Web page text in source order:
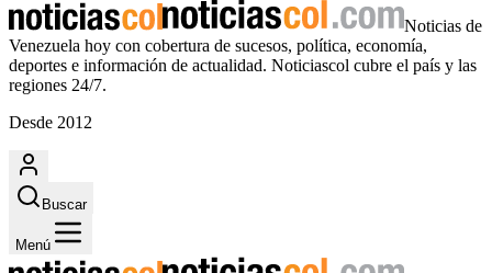
Noticias de
Venezuela hoy con cobertura de sucesos, política, economía,
deportes e información de actualidad. Noticiascol cubre el país y las
regiones 24/7.
Desde 2012
Buscar
Menú